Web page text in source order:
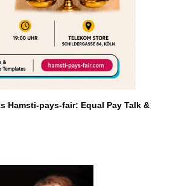
Hamsti-pays-fair: Equal Pay Talk &